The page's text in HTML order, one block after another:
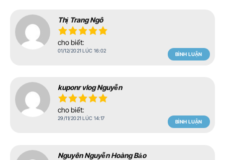
Thị Trang Ngô
cho biết:
01/12/2021 LÚC 16:02
BÌNH LUẬN
kuponr vlog Nguyễn
cho biết:
29/11/2021 LÚC 14:17
BÌNH LUẬN
Nguyên Nguyễn Hoàng Bảo